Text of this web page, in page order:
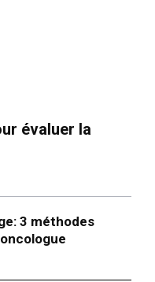
évaluer la
3 méthodes